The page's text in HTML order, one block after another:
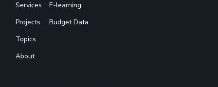
Services
Projects
Topics
About
E-learning
Budget Data